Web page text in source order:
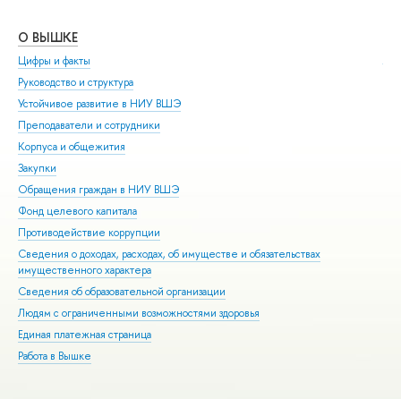
О ВЫШКЕ
Цифры и факты
Руководство и структура
Устойчивое развитие в НИУ ВШЭ
Преподаватели и сотрудники
Корпуса и общежития
Закупки
Обращения граждан в НИУ ВШЭ
Фонд целевого капитала
Противодействие коррупции
Сведения о доходах, расходах, об имуществе и обязательствах
имущественного характера
Сведения об образовательной организации
Людям с ограниченными возможностями здоровья
Единая платежная страница
Работа в Вышке